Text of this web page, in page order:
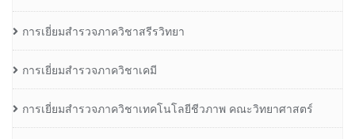
การเยี่ยมสำรวจภาควิชาสรีรวิทยา
การเยี่ยมสำรวจภาควิชาเคมี
การเยี่ยมสำรวจภาควิชาเทคโนโลยีชีวภาพ คณะวิทยาศาสตร์